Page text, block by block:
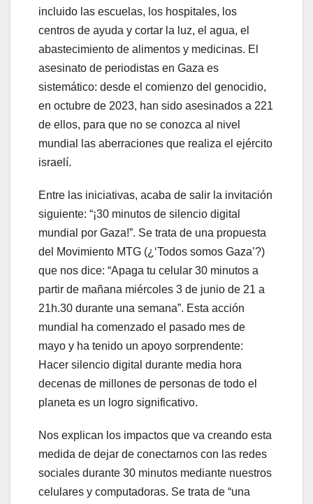
incluido las escuelas, los hospitales, los
centros de ayuda y cortar la luz, el agua, el
abastecimiento de alimentos y medicinas. El
asesinato de periodistas en Gaza es
sistemático: desde el comienzo del genocidio,
en octubre de 2023, han sido asesinados a 221
de ellos, para que no se conozca al nivel
mundial las aberraciones que realiza el ejército
israelí.
Entre las iniciativas, acaba de salir la invitación
siguiente: “¡30 minutos de silencio digital
mundial por Gaza!”. Se trata de una propuesta
del Movimiento MTG (¿‘Todos somos Gaza’?)
que nos dice: “Apaga tu celular 30 minutos a
partir de mañana miércoles 3 de junio de 21 a
21h.30 durante una semana”. Esta acción
mundial ha comenzado el pasado mes de
mayo y ha tenido un apoyo sorprendente:
Hacer silencio digital durante media hora
decenas de millones de personas de todo el
planeta es un logro significativo.
Nos explican los impactos que va creando esta
medida de dejar de conectarnos con las redes
sociales durante 30 minutos mediante nuestros
celulares y computadoras. Se trata de “una